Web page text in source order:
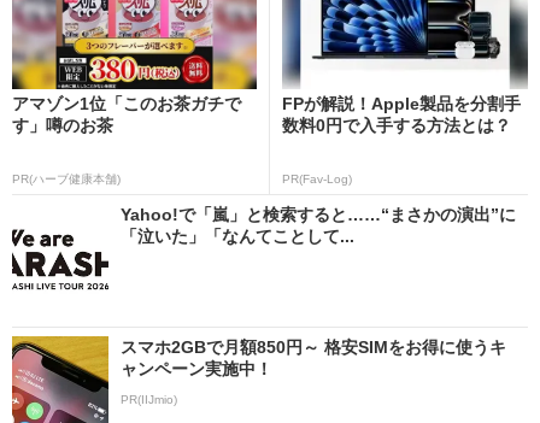
アマゾン1位「このお茶ガチで
す」噂のお茶
PR(ハーブ健康本舗)
FPが解説！Apple製品を分割手
数料0円で入手する方法とは？
PR(Fav-Log)
Yahoo!で「嵐」と検索すると……“まさかの演出”に
「泣いた」「なんてことして...
スマホ2GBで月額850円～ 格安SIMをお得に使うキ
ャンペーン実施中！
PR(IIJmio)